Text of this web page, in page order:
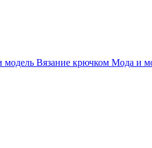
Вязание крючком Мода и